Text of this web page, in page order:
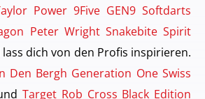
Power 9Five GEN9 Softdarts
Peter Wright Snakebite Spirit
dich von den Profis inspirieren.
Den Bergh Generation One Swiss
Target Rob Cross Black Edition